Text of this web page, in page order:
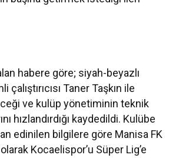
habere göre; siyah-beyazlı
Taner Taşkın ile
ve kulüp yönetiminin teknik
hızlandırdığı kaydedildi. Kulübe
edinilen bilgilere göre Manisa FK
Kocaelispor’u Süper Lig’e